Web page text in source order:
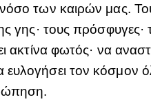
των καιρών μας.
γης· τους
φωτός· να
τον κόσμον